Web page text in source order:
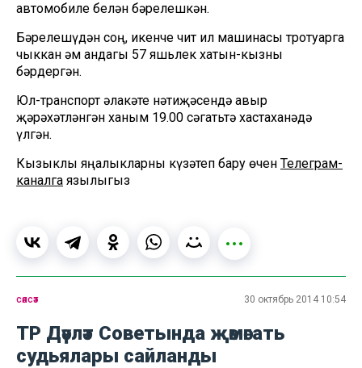
автомобиле белән бәрелешкән.
Бәрелешүдән соң, икенче чит ил машинасы тротуарга
чыккан һәм андагы 57 яшьлек хатын-кызны
бәрдергән.
Юл-транспорт һәлакәте нәтиҗәсендә авыр
җәрәхәтләнгән ханым 19.00 сәгатьтә хастаханәдә
үлгән.
Кызыклы яңалыкларны күзәтеп бару өчен Телеграм-
каналга язылыгыз
сәясәт 30 октябрь 2014 10:54
ТР Дәүләт Советында җәмәгать
судьялары сайланды